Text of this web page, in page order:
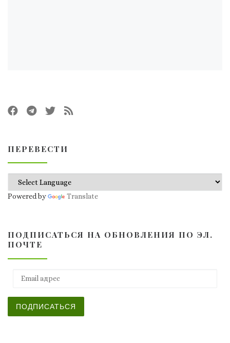
ПЕРЕВЕСТИ
Powered by Translate
ПОДПИСАТЬСЯ НА ОБНОВЛЕНИЯ ПО ЭЛ.
ПОЧТЕ
ПОДПИСАТЬСЯ